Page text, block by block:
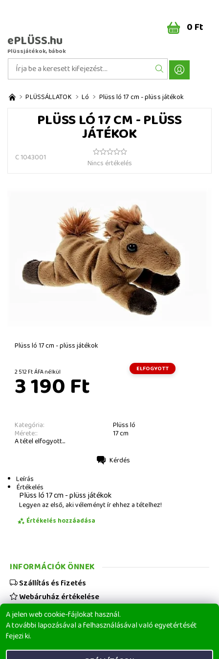
ePLÜSS.hu
Plüssjátékok, bábok
0 Ft
PLÜSSÁLLATOK Ló Plüss ló 17 cm - plüss játékok
PLÜSS LÓ 17 CM - PLÜSS
JÁTÉKOK
C 1043001
Nincs értékelés
Plüss ló 17 cm - plüss játékok
2 512 Ft ÁFA nélkül ELFOGYOTT
3 190 Ft
Kategória: Plüss ló
Mérete:: 17 cm
A tétel elfogyott...
Kérdés
Leírás
Értékelés
Plüss ló 17 cm - plüss játékok
Legyen az első, aki véleményt ír ehhez a tételhez!
Értékelés hozzáadása
A jelen web cookie-fájlokat használ.
A további lapozásával a felhasználásával való egyetértését
fejezi ki.
INFORMÁCIÓK ÖNNEK
Szállítás és fizetés
Webáruház értékelése
Viszonteladóknak
Üzleti feltételek
Elérhetőségeink